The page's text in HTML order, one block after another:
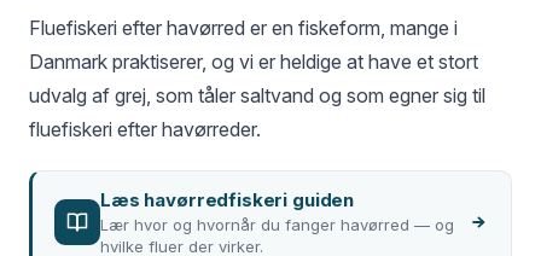
Fluefiskeri efter havørred er en fiskeform, mange i
Danmark praktiserer, og vi er heldige at have et stort
udvalg af grej, som tåler saltvand og som egner sig til
fluefiskeri efter havørreder.
Læs havørredfiskeri guiden
Lær hvor og hvornår du fanger havørred — og
hvilke fluer der virker.